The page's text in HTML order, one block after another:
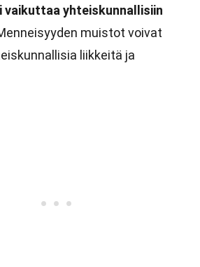
vaikuttaa yhteiskunnallisiin
muistot voivat
liikkeitä ja